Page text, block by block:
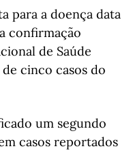
para a doença data
confirmação
de Saúde
cinco casos do
um segundo
casos reportados